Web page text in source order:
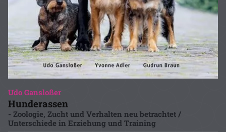
Udo Gansloßer
Hunderassen
- Zoologie, Zucht und Verhalten neu betrachtet /
Unterschiede in Erziehung und Training